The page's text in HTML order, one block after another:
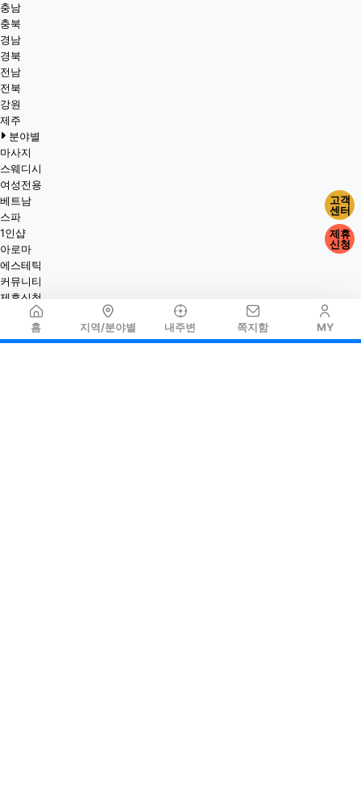
홈 지역/분야별 내주변 쪽지함 MY
충남
충북
경남
경북
전남
전북
강원
제주
분야별
마사지
스웨디시
여성전용
베트남
스파
1인샵
아로마
에스테틱
커뮤니티
제휴신청
고객
센터
제휴
신청